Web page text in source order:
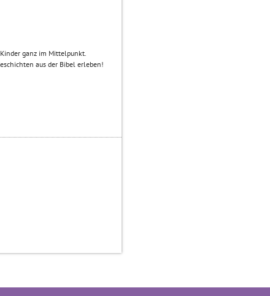
ganz im Mittelpunkt.
aus der Bibel erleben!